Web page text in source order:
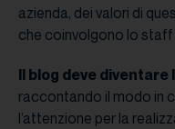
azienda, dei valori di
che coinvolgono lo
Il blog deve diventare
raccontando il modo in
l’attenzione per la